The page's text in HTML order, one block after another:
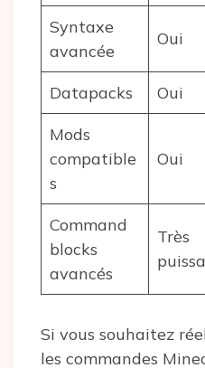
Syntaxe
avancée
Oui
Datapacks
Oui
Mods
compatible
s
Oui
Command
blocks
avancés
Très
Si vous souhaitez
les commandes